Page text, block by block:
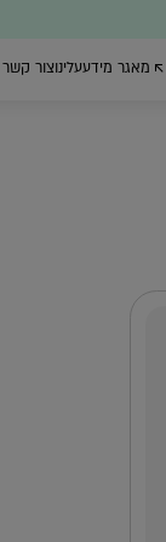
מאגר מידעעלינוצור קשר